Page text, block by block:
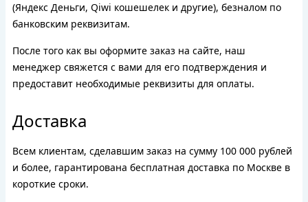
(Яндекс Деньги, Qiwi кошешелек и другие), безналом по
банковским реквизитам.
После того как вы оформите заказ на сайте, наш
менеджер свяжется с вами для его подтверждения и
предоставит необходимые реквизиты для оплаты.
Доставка
Всем клиентам, сделавшим заказ на сумму 100 000 рублей
и более, гарантирована бесплатная доставка по Москве в
короткие сроки.